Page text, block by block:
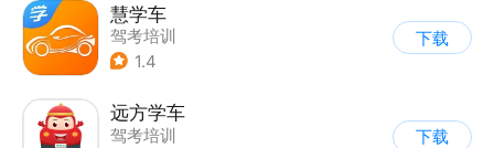
慧学车
驾考培训
1.4
下载
远方学车
驾考培训
下载